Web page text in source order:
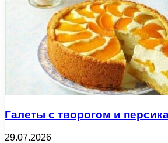
Галеты с творогом и
29.07.2026